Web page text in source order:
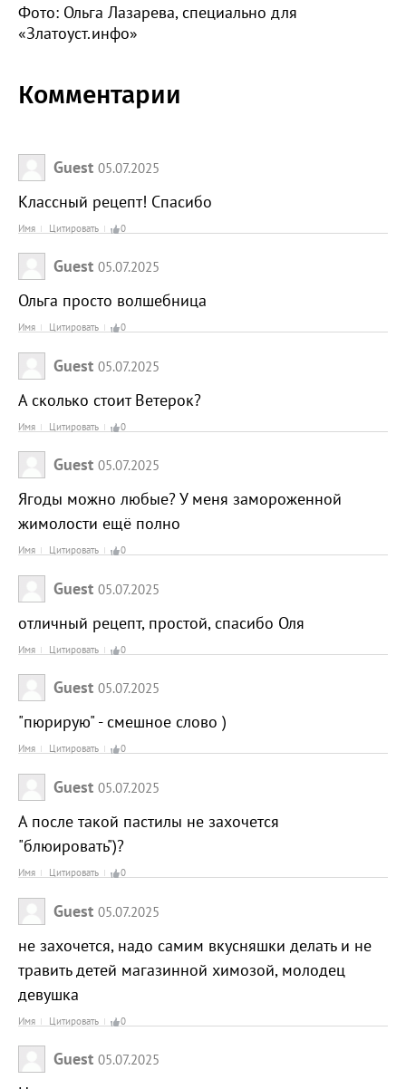
Фото: Ольга Лазарева, специально для
«Златоуст.инфо»
Комментарии
Guest 05.07.2025
Классный рецепт! Спасибо
Имя Цитировать 0
Guest 05.07.2025
Ольга просто волшебница
Имя Цитировать 0
Guest 05.07.2025
А сколько стоит Ветерок?
Имя Цитировать 0
Guest 05.07.2025
Ягоды можно любые? У меня замороженной
жимолости ещё полно
Имя Цитировать 0
Guest 05.07.2025
отличный рецепт, простой, спасибо Оля
Имя Цитировать 0
Guest 05.07.2025
"пюрирую" - смешное слово )
Имя Цитировать 0
Guest 05.07.2025
А после такой пастилы не захочется
"блюировать")?
Имя Цитировать 0
Guest 05.07.2025
не захочется, надо самим вкусняшки делать и не
травить детей магазинной химозой, молодец
девушка
Имя Цитировать 0
Guest 05.07.2025